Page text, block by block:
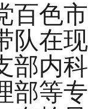
色市
队在
部内
部等